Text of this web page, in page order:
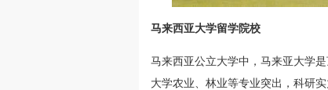
马来西亚大学留学院校
马来西亚公立大学中，马来亚大学
大学农业、林业等专业突出，科研